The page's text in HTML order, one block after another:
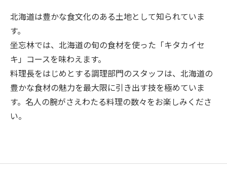
北海道は豊かな食文化のある土地として知られていま
す。
坐忘林では、北海道の旬の食材を使った「キタカイセ
キ」コースを味わえます。
料理長をはじめとする調理部門のスタッフは、北海道の
豊かな食材の魅力を最大限に引き出す技を極めていま
す。名人の腕がさえわたる料理の数々をお楽しみくださ
い。